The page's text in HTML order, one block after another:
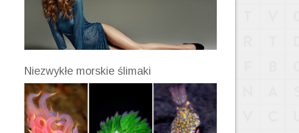
Niezwykłe morskie ślimaki